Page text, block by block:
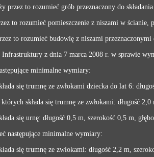
przez to rozumieć grób przeznaczony do
to rozumieć pomieszczenie z niszami w ścianie,
to rozumieć budowlę z niszami przeznaczonymi
z dnia 7 marca 2008 r. w sprawie
minimalne wymiary:
się trumnę ze zwłokami dziecka do lat 6:
składa się trumnę ze zwłokami: długość
się urnę: długość 0,5 m, szerokość 0,5 m,
następujące minimalne wymiary:
się trumnę ze zwłokami: długość 2,2 m,